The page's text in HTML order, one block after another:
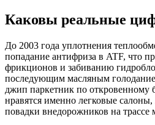
Каковы реальные
До 2003 года уплотнения
попадание антифриза в ATF, что
фрикционов и забиванию
последующим масляным
джип паркетник по откровенному
нравятся именно легковые салоны,
повадки внедорожников на